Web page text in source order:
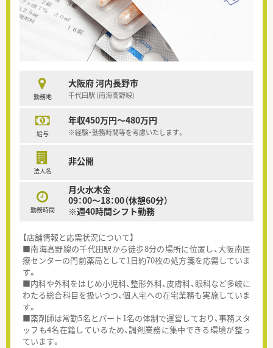
勤務地
大阪府 河内長野市
千代田駅 (南海高野線)
給与
年収450万円～480万円
※経験・勤務時間等を考慮いたします。
法人名
非公開
勤務時間
月火水木金
09：00～18：00（休憩60分）
※週40時間シフト勤務
【店舗情報と応需状況について】
■南海高野線の千代田駅から徒歩8分の場所に位置し、大阪南医
療センターの門前薬局として1日約70枚の処方箋を応需していま
す。
■内科や外科をはじめ小児科、整形外科、皮膚科、眼科など多岐に
わたる総合科目を扱いつつ、個人宅への在宅業務も実施していま
す。
■薬剤師は常勤5名とパート1名の体制で運営しており、事務スタ
ッフも4名在籍しているため、調剤業務に集中できる環境が整っ
ています。